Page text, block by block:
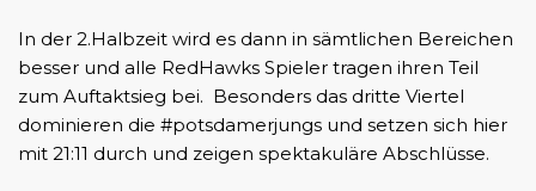
In der 2.Halbzeit wird es dann in sämtlichen Bereichen
besser und alle RedHawks Spieler tragen ihren Teil
zum Auftaktsieg bei. Besonders das dritte Viertel
dominieren die #potsdamerjungs und setzen sich hier
mit 21:11 durch und zeigen spektakuläre Abschlüsse.